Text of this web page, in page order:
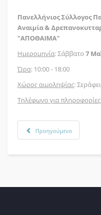
Πανελλήνιος Σύλλογος
Αναιμία &
"ΑΠΟΘΑΙΜΑ"
Ημερομηνία: Σάββατο 7
Ώρα: 10:00 - 18:00
Χώρος αιμοληψίας:
Τηλέφωνο για πληροφορίες
Προηγούμενο